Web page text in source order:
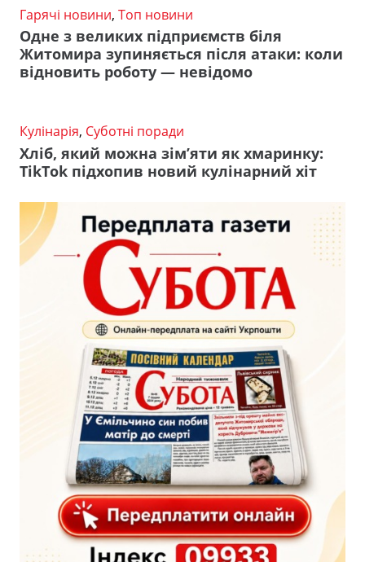
Гарячі новини, Топ новини
Одне з великих підприємств біля
Житомира зупиняється після атаки: коли
відновить роботу — невідомо
Кулінарія, Суботні поради
Хліб, який можна зім’яти як хмаринку:
TikTok підхопив новий кулінарний хіт